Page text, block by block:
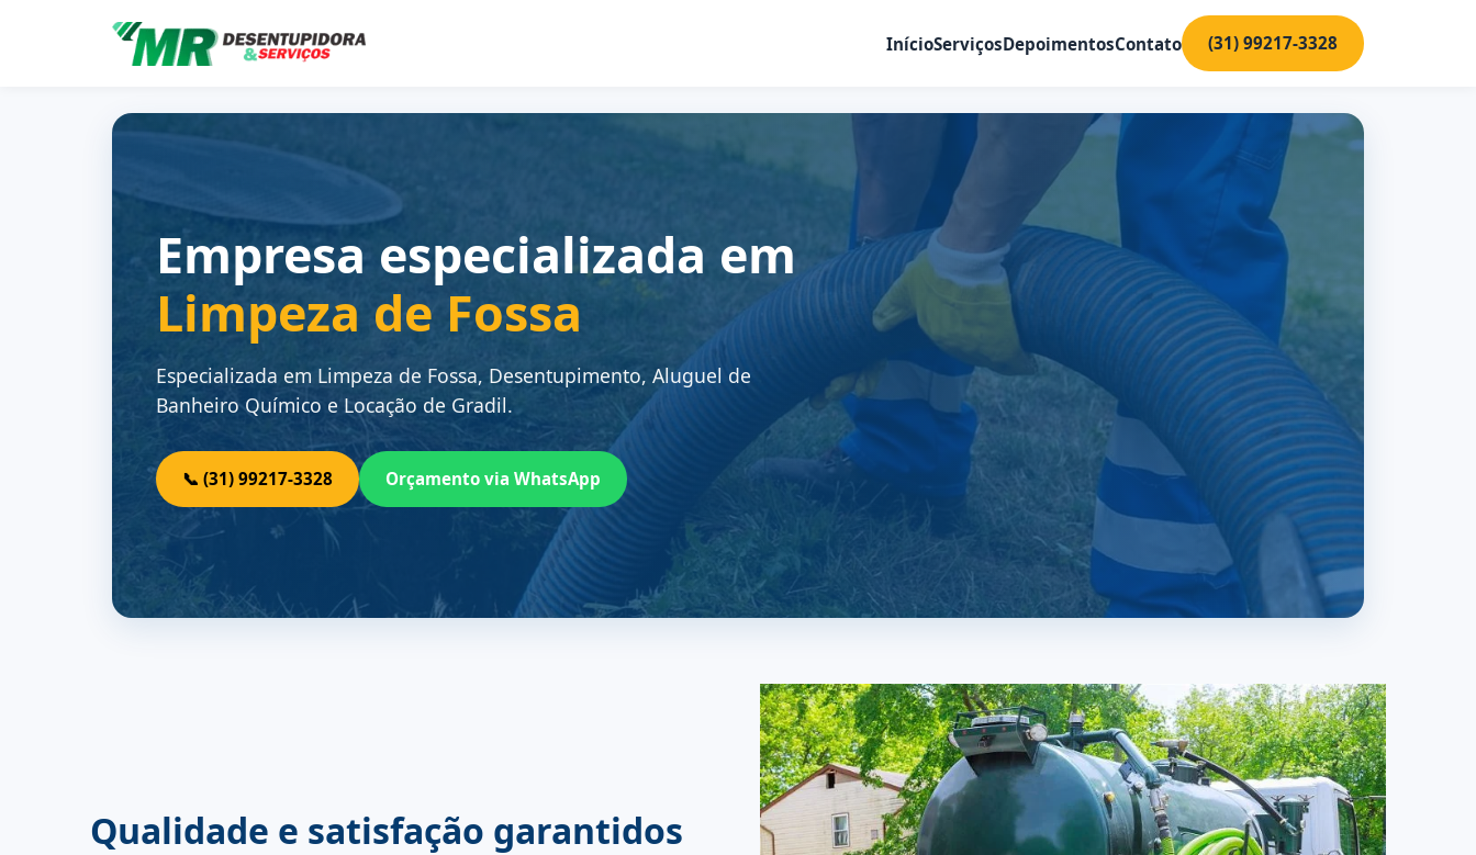
InícioServiçosDepoimentosContato (31) 99217-3328
Empresa especializada em
Limpeza de Fossa
Especializada em Limpeza de Fossa, Desentupimento, Aluguel de
Banheiro Químico e Locação de Gradil.
📞 (31) 99217-3328 Orçamento via WhatsApp
Qualidade e satisfação garantidos